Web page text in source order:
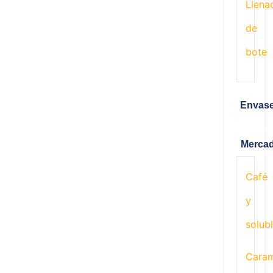
de
bote
Café
y